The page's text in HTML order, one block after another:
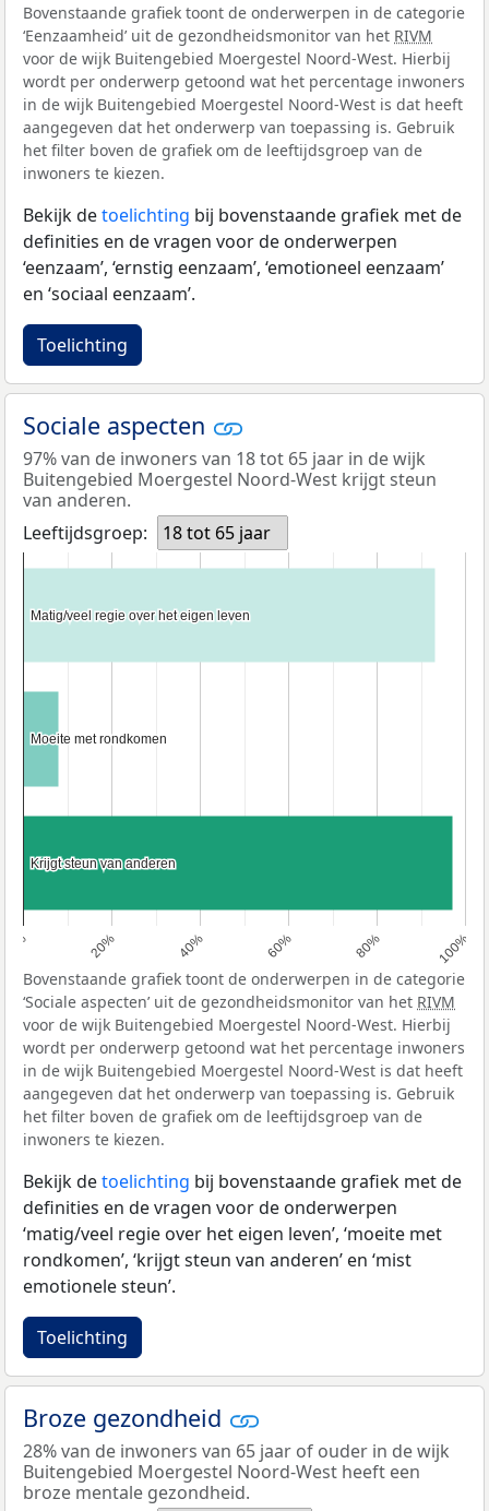
Bovenstaande grafiek toont de onderwerpen in de categorie
‘Eenzaamheid’ uit de gezondheidsmonitor van het RIVM
voor de wijk Buitengebied Moergestel Noord-West. Hierbij
wordt per onderwerp getoond wat het percentage inwoners
in de wijk Buitengebied Moergestel Noord-West is dat heeft
aangegeven dat het onderwerp van toepassing is. Gebruik
het filter boven de grafiek om de leeftijdsgroep van de
inwoners te kiezen.
Bekijk detoelichting bij bovenstaande grafiek met de
definities en de vragen voor de onderwerpen
‘eenzaam’, ‘ernstig eenzaam’, ‘emotioneel eenzaam’
en ‘sociaal eenzaam’.
Toelichting
Sociale aspecten
97% van de inwoners van 18 tot 65 jaar in de wijk
Buitengebied Moergestel Noord-West krijgt steun
van anderen.
Leeftijdsgroep:
18 tot 65 jaar
0% 20% 40% 60% 80% 100%
Matig/veel regie over het eigen leven
Matig/veel regie over het eigen leven
Moeite met rondkomen
Moeite met rondkomen
Krijgt steun van anderen
Krijgt steun van anderen
Bovenstaande grafiek toont de onderwerpen in de categorie
‘Sociale aspecten’ uit de gezondheidsmonitor van het RIVM
voor de wijk Buitengebied Moergestel Noord-West. Hierbij
wordt per onderwerp getoond wat het percentage inwoners
in de wijk Buitengebied Moergestel Noord-West is dat heeft
aangegeven dat het onderwerp van toepassing is. Gebruik
het filter boven de grafiek om de leeftijdsgroep van de
inwoners te kiezen.
Bekijk detoelichting bij bovenstaande grafiek met de
definities en de vragen voor de onderwerpen
‘matig/veel regie over het eigen leven’, ‘moeite met
rondkomen’, ‘krijgt steun van anderen’ en ‘mist
emotionele steun’.
Toelichting
Broze gezondheid
28% van de inwoners van 65 jaar of ouder in de wijk
Buitengebied Moergestel Noord-West heeft een
broze mentale gezondheid.